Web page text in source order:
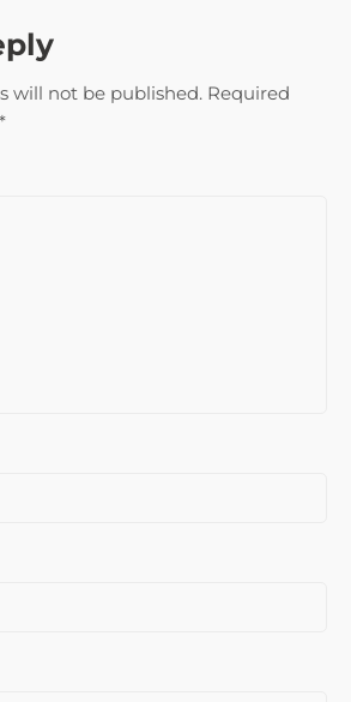
will not be published. Required
*